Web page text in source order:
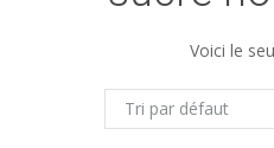
Voici le